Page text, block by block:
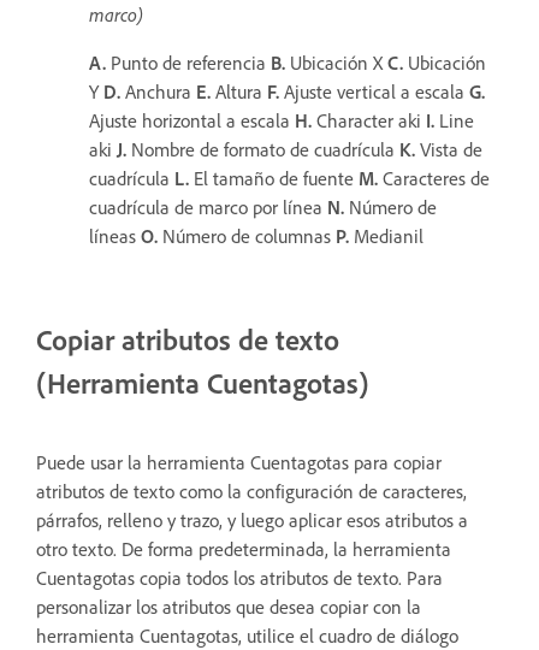
marco)
A. Punto de referencia B. Ubicación XC. Ubicación
Y D. Anchura E. Altura F. Ajuste vertical a escala G.
Ajuste horizontal a escala H. Character aki I. Line
akiJ. Nombre de formato de cuadrícula K. Vista de
cuadrícula L. El tamaño de fuente M. Caracteres de
cuadrícula de marco por línea N. Número de
líneas O. Número de columnas P. Medianil
Copiar atributos de texto
(Herramienta Cuentagotas)
Puede usar la herramienta Cuentagotas para copiar
atributos de texto como la configuración de caracteres,
párrafos, relleno y trazo, y luego aplicar esos atributos a
otro texto. De forma predeterminada, la herramienta
Cuentagotas copia todos los atributos de texto. Para
personalizar los atributos que desea copiar con la
herramienta Cuentagotas, utilice el cuadro de diálogo